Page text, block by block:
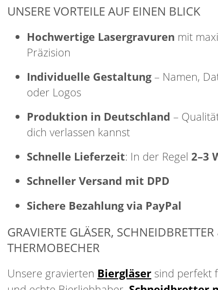
UNSERE VORTEILE AUF EINEN BLICK
Hochwertige Lasergravuren mit
Präzision
Individuelle Gestaltung– Namen,
oder Logos
Produktion in Deutschland –
dich verlassen kannst
Schnelle Lieferzeit: In der Regel 2–3
Schneller Versand mit DPD
Sichere Bezahlung via PayPal
GRAVIERTE GLÄSER,
THERMOBECHER
Unsere gravierten Biergläser sind perfekt